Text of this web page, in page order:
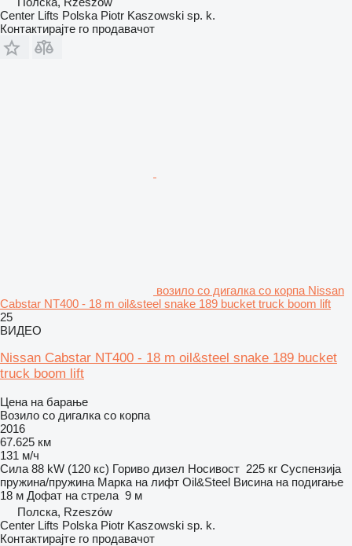
Center Lifts Polska Piotr Kaszowski sp. k.
Контактирајте го продавачот
возило со дигалка со корпа Nissan
Cabstar NT400 - 18 m oil&steel snake 189 bucket truck boom lift
25
ВИДЕО
Nissan Cabstar NT400 - 18 m oil&steel snake 189 bucket
truck boom lift
Цена на барање
Возило со дигалка со корпа
2016
67.625 км
131 м/ч
Сила 88 kW (120 кс) Гориво дизел Носивост 225 кг Суспензија
пружина/пружина Марка на лифт Oil&Steel Висина на подигање
18 м Дофат на стрела 9 м
Полска, Rzeszów
Center Lifts Polska Piotr Kaszowski sp. k.
Контактирајте го продавачот